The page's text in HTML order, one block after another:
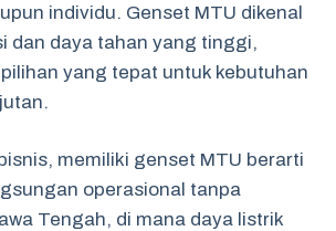
individu. Genset MTU dikenal
dan daya tahan yang tinggi,
yang tepat untuk kebutuhan
memiliki genset MTU berarti
operasional tanpa
Tengah, di mana daya listrik